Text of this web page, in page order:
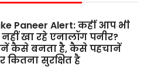
Paneer Alert: कहीं आप भी
नहीं खा रहे एनालॉग पनीर?
कैसे बनता है, कैसे पहचानें
कितना सुरक्षित है